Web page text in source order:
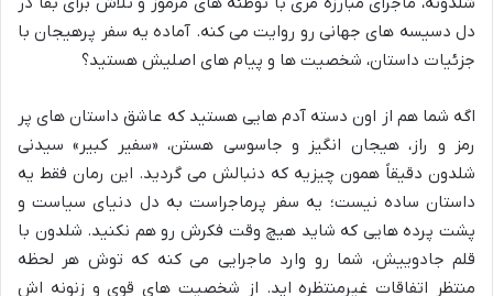
دل دسیسه های جهانی رو روایت می کنه. آماده یه سفر پرهیجان با
جزئیات داستان، شخصیت ها و پیام های اصلیش هستید؟
اگه شما هم از اون دسته آدم هایی هستید که عاشق داستان های پر
رمز و راز، هیجان انگیز و جاسوسی هستن، «سفیر کبیر» سیدنی
شلدون دقیقاً همون چیزیه که دنبالش می گردید. این رمان فقط یه
داستان ساده نیست؛ یه سفر پرماجراست به دل دنیای سیاست و
پشت پرده هایی که شاید هیچ وقت فکرش رو هم نکنید. شلدون با
قلم جادوییش، شما رو وارد ماجرایی می کنه که توش هر لحظه
منتظر اتفاقات غیرمنتظره اید. از شخصیت های قوی و زنونه اش